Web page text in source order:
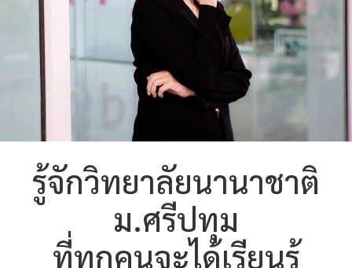
รู้จักวิทยาลัยนานาชาติ
ม.ศรีปทุม
ที่ทุกคนจะได้เรียนรู้